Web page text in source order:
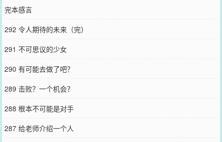
完本感言
292 令人期待的未来（完）
291 不可思议的少女
290 有可能去做了吧？
289 击败？一个机会？
288 根本不可能是对手
287 给老师介绍一个人